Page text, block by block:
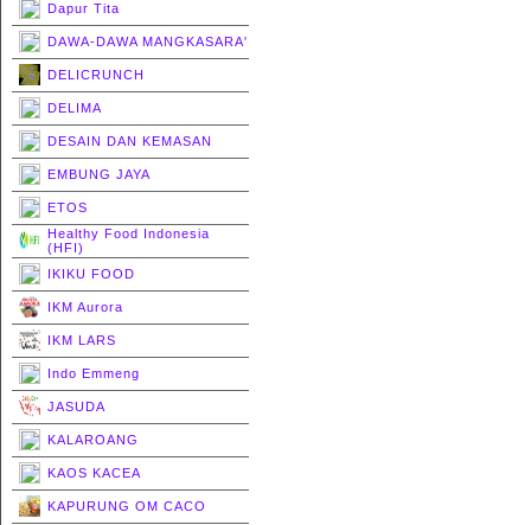
Dapur Tita
DAWA-DAWA MANGKASARA'
DELICRUNCH
DELIMA
DESAIN DAN KEMASAN
EMBUNG JAYA
ETOS
Healthy Food Indonesia
(HFI)
IKIKU FOOD
IKM Aurora
IKM LARS
Indo Emmeng
JASUDA
KALAROANG
KAOS KACEA
KAPURUNG OM CACO